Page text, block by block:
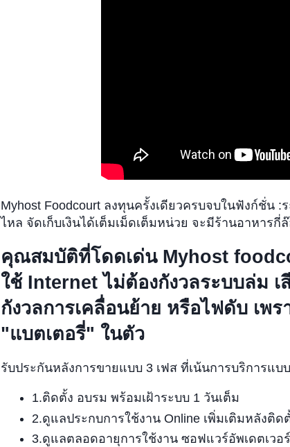
Myhost Foodcourt ลงทุนครั้งเดียวครบจบในฟังก์ชั่น
ไหล จัดเก็บเงินได้เต็มเม็ดเต็มหน่วย จะมีร้านอาหารกี่
คุณสมบัติที่โดดเด่น Myhost
ใช้ Internet ไม่ต้องกังวลระบบล่ม
กังวลการเคลื่อนย้าย หรือไฟดับ เพ
"แบตเตอรี่" ในตัว
รับประกันหลังการขายแบบ 3 เฟส ที่เน้นการบริการแบ
1.ติดตั้ง อบรม พร้อมเฝ้าระบบ 1 วันเต็ม
2.ดูแลประกบการใช้งาน Online เพิ่มเติมหลังติด
3.ดูแลตลอดอายุการใช้งาน ซอฟแวร์อัพเดตเว